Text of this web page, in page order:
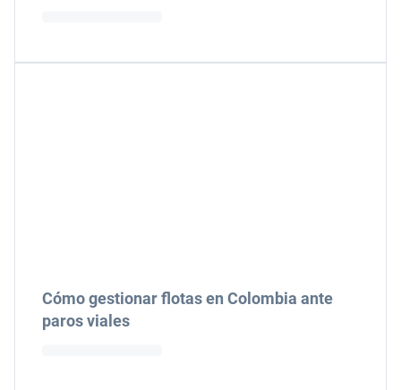
Cómo gestionar flotas en Colombia ante
paros viales